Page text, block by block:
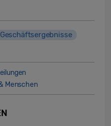
Geschäftsergebnisse
Menschen